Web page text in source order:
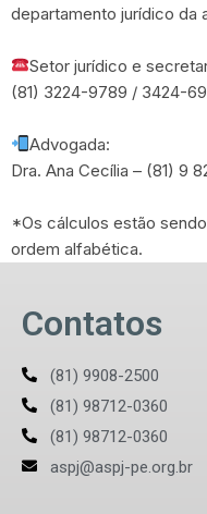
departamento jurídico da
Setor jurídico e
(81) 3224-9789 / 3424-
Advogada:
Dra. Ana Cecília – (81) 9
*Os cálculos estão
ordem alfabética.
Contatos
(81) 9908-2500
(81) 98712-0360
(81) 98712-0360
aspj@aspj-pe.org.br